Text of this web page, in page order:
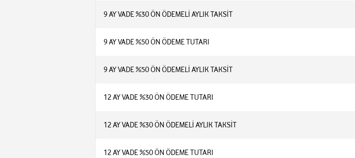
9 AY VADE %30 ÖN ÖDEMELİ AYLIK TAKSİT
9 AY VADE %50 ÖN ÖDEME TUTARI
9 AY VADE %50 ÖN ÖDEMELİ AYLIK TAKSİT
12 AY VADE %30 ÖN ÖDEME TUTARI
12 AY VADE %30 ÖN ÖDEMELİ AYLIK TAKSİT
12 AY VADE %50 ÖN ÖDEME TUTARI